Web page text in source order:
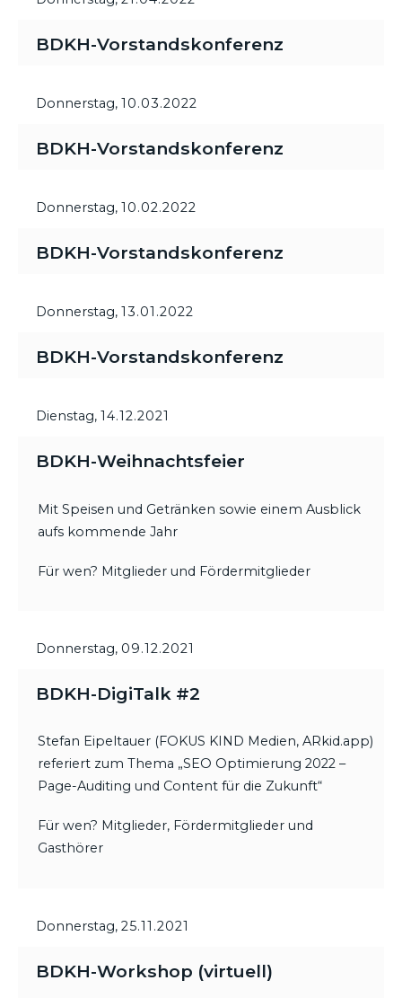
BDKH-Vorstandskonferenz
Donnerstag, 10.03.2022
BDKH-Vorstandskonferenz
Donnerstag, 10.02.2022
BDKH-Vorstandskonferenz
Donnerstag, 13.01.2022
BDKH-Vorstandskonferenz
Dienstag, 14.12.2021
BDKH-Weihnachtsfeier
Mit Speisen und Getränken sowie einem Ausblick
aufs kommende Jahr
Für wen? Mitglieder und Fördermitglieder
Donnerstag, 09.12.2021
BDKH-DigiTalk #2
Stefan Eipeltauer (FOKUS KIND Medien, ARkid.app)
referiert zum Thema „SEO Optimierung 2022 –
Page-Auditing und Content für die Zukunft“
Für wen? Mitglieder, Fördermitglieder und
Gasthörer
Donnerstag, 25.11.2021
BDKH-Workshop (virtuell)